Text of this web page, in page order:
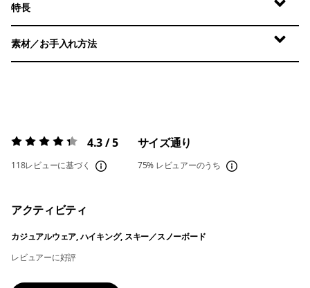
特長
素材／お手入れ方法
評価:4.3 / 5 4.3 / 5
118レビューに基づく
サイズ通り
75% レビュアーのうち
アクティビティ
カジュアルウェア, ハイキング, スキー／スノーボード
レビュアーに好評